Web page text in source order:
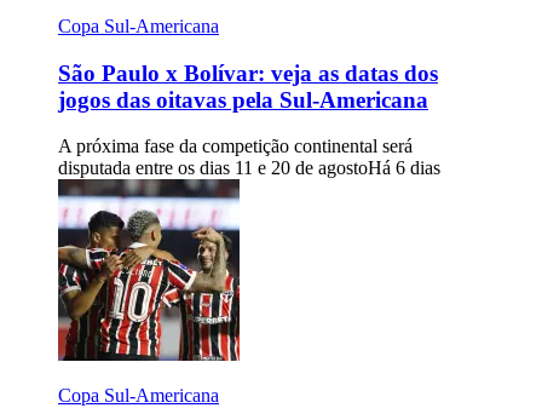
Copa Sul-Americana
São Paulo x Bolívar: veja as datas dos
jogos das oitavas pela Sul-Americana
A próxima fase da competição continental será
disputada entre os dias 11 e 20 de agostoHá 6 dias
Copa Sul-Americana